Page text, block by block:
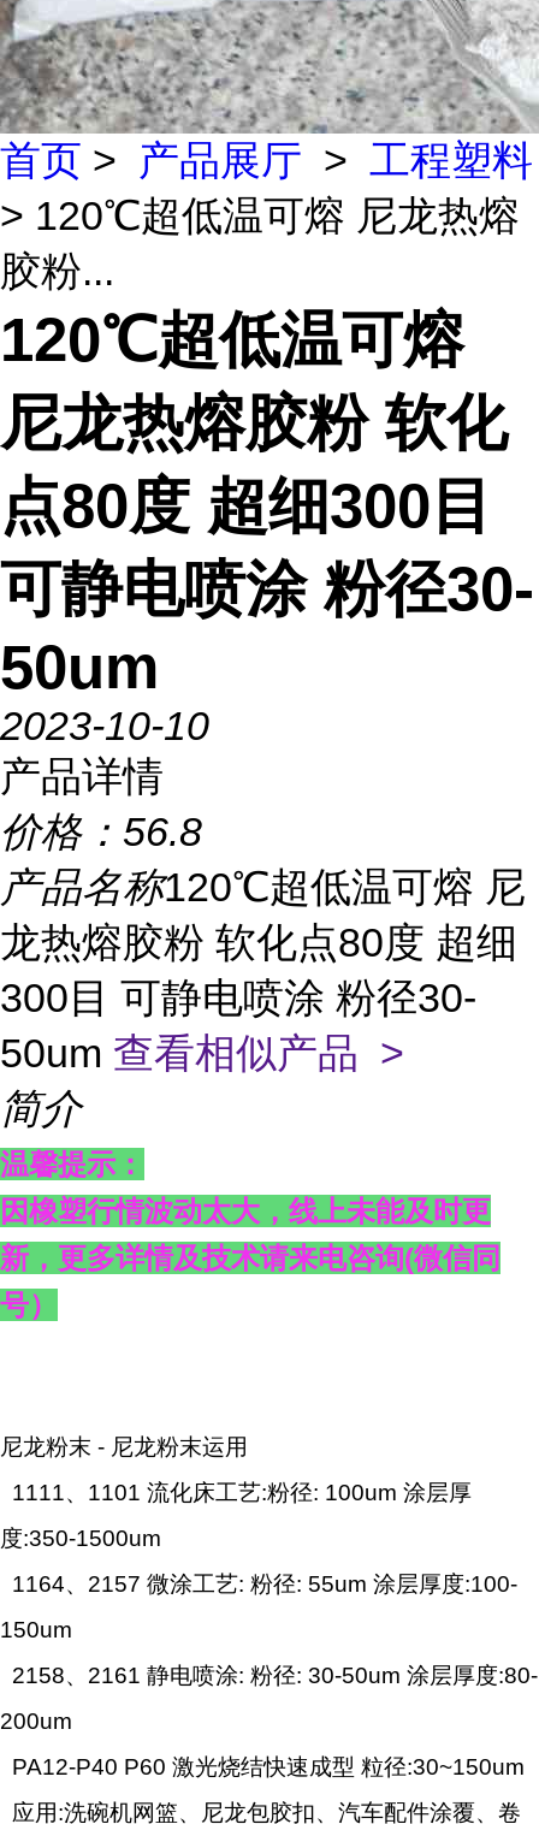
首页 > 产品展厅 > 工程塑料
> 120℃超低温可熔 尼龙热熔
胶粉...
120℃超低温可熔
尼龙热熔胶粉 软化
点80度 超细300目
可静电喷涂 粉径30-
50um
2023-10-10
产品详情
价格： 56.8
产品名称120℃超低温可熔 尼
龙热熔胶粉 软化点80度 超细
300目 可静电喷涂 粉径30-
50um 查看相似产品 >
简介
温馨提示：
因橡塑行情波动太大，线上未能及时更
新，更多详情及技术请来电咨询(微信同
号）
尼龙粉末 - 尼龙粉末运用
1111、1101 流化床工艺:粉径: 100um 涂层厚
度:350-1500um
1164、2157 微涂工艺: 粉径: 55um 涂层厚度:100-
150um
2158、2161 静电喷涂: 粉径: 30-50um 涂层厚度:80-
200um
PA12-P40 P60 激光烧结快速成型 粒径:30~150um
应用:洗碗机网篮、尼龙包胶扣、汽车配件涂覆、卷